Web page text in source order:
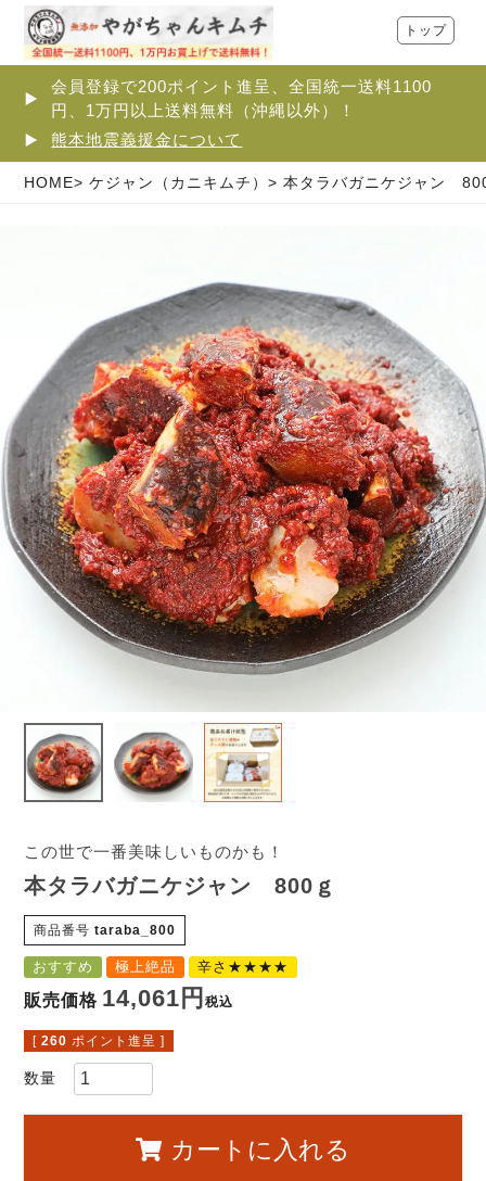
会員登録で200ポイント進呈、全国統一送料1100
円、1万円以上送料無料（沖縄以外）！
熊本地震義援金について
トップ
HOME ケジャン（カニキムチ） 本タラバガニケジャン
この世で一番美味しいものかも！
本タラバガニケジャン 800ｇ
商品番号 taraba_800
おすすめ 極上絶品 辛さ★★★★
販売価格 14,061 税込
[ 260 ポイント進呈 ]
カートに入れる